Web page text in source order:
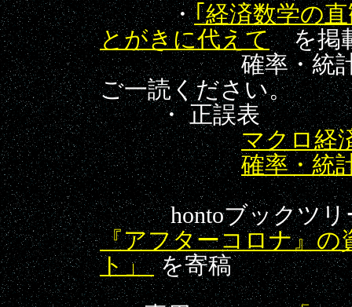
・｢経済数学の
とがきに代えてを掲載
確率・統計編発
ご一読ください。
・ 正誤表
マクロ経
確率・統
hontoブックツリ
『アフターコロナ』の
ト」を寄稿